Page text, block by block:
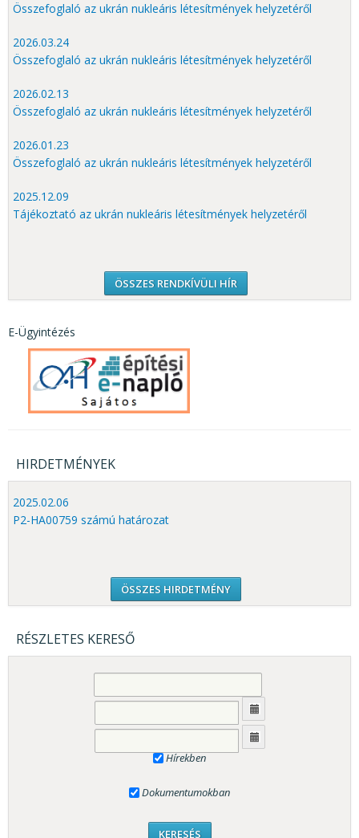
Összefoglaló az ukrán nukleáris létesítmények helyzetéről
2026.03.24
Összefoglaló az ukrán nukleáris létesítmények helyzetéről
2026.02.13
Összefoglaló az ukrán nukleáris létesítmények helyzetéről
2026.01.23
Összefoglaló az ukrán nukleáris létesítmények helyzetéről
2025.12.09
Tájékoztató az ukrán nukleáris létesítmények helyzetéről
ÖSSZES RENDKÍVÜLI HÍR
E-Ügyintézés
HIRDETMÉNYEK
2025.02.06
P2-HA00759 számú határozat
ÖSSZES HIRDETMÉNY
RÉSZLETES KERESŐ
Hírekben
Dokumentumokban